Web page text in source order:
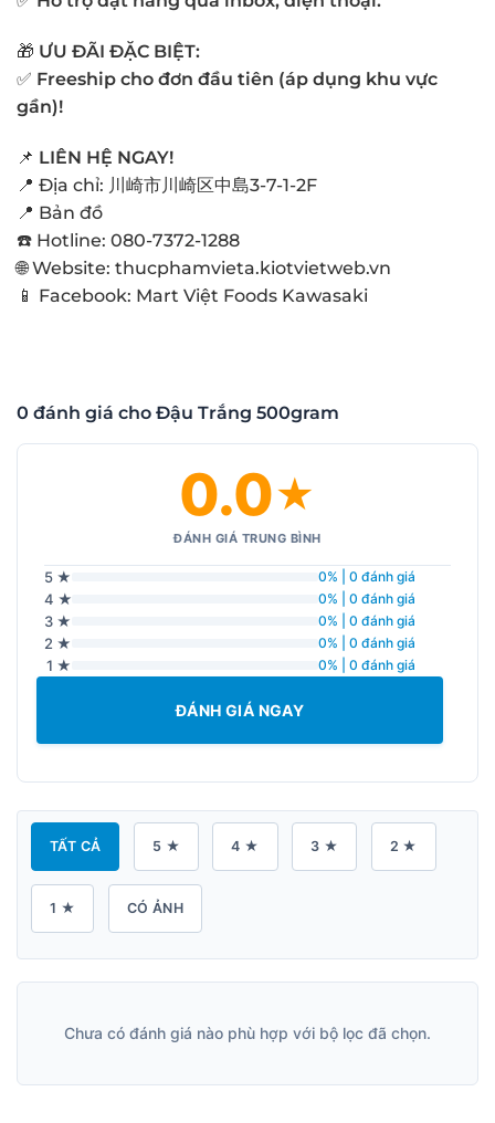
🎁 ƯU ĐÃI ĐẶC BIỆT:
✅ Freeship cho đơn đầu tiên (áp dụng khu vực
gần)!
📌 LIÊN HỆ NGAY!
📍 Địa chỉ: 川崎市川崎区中島3-7-1-2F
📍 Bản đồ
☎️ Hotline: 080-7372-1288
🌐 Website: thucphamvieta.kiotvietweb.vn
📱 Facebook: Mart Việt Foods Kawasaki
0 đánh giá cho Đậu Trắng 500gram
0.0★
ĐÁNH GIÁ TRUNG BÌNH
5 ★ 0% | 0 đánh giá
4 ★ 0% | 0 đánh giá
3 ★ 0% | 0 đánh giá
2 ★ 0% | 0 đánh giá
1 ★ 0% | 0 đánh giá
ĐÁNH GIÁ NGAY
TẤT CẢ 5 ★ 4 ★ 3 ★ 2 ★
1 ★ CÓ ẢNH
Chưa có đánh giá nào phù hợp với bộ lọc đã chọn.